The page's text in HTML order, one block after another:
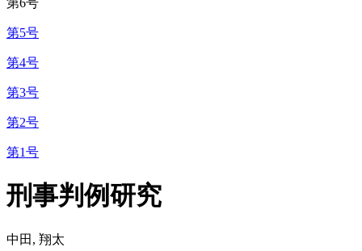
第5号
第4号
第3号
第2号
第1号
刑事判例研究
中田, 翔太